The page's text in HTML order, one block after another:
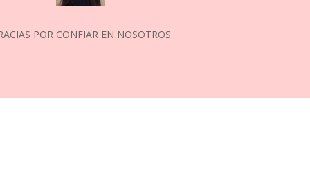
POR CONFIAR EN NOSOTROS